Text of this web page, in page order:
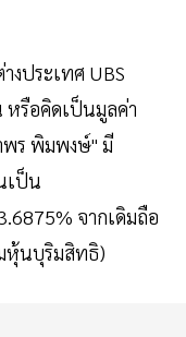
งประเทศ UBS
หรือคิดเป็นมูลค่า
พร พิมพงษ์" มี
เป็น
จากเดิมถือ
หุ้นบุริมสิทธิ)